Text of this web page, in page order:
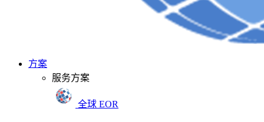
方案
服务方案
全球 EOR